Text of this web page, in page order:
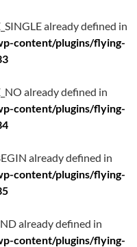
already defined in
content/plugins/flying-
already defined in
content/plugins/flying-
already defined in
content/plugins/flying-
already defined in
content/plugins/flying-